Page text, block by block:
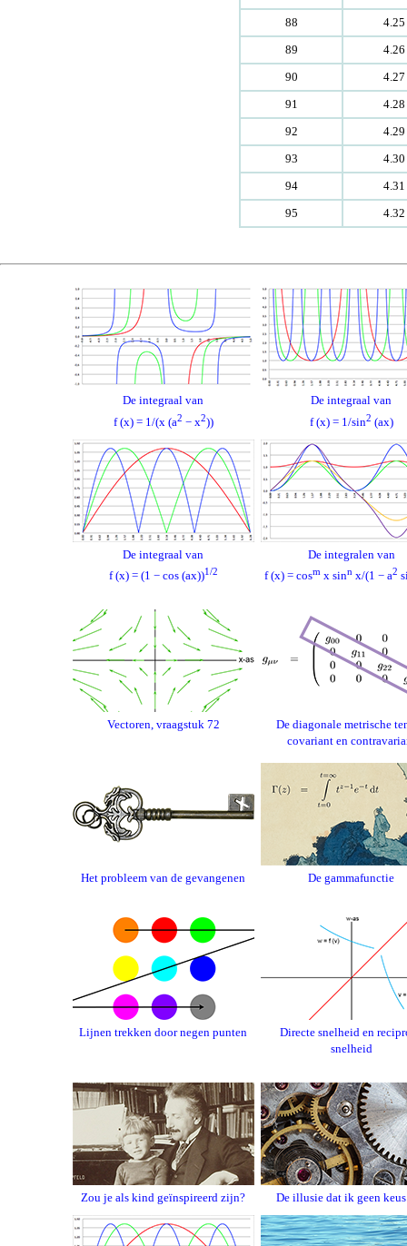
88
4.25
89
4.26
90
4.27
91
4.28
92
4.29
93
4.30
94
4.31
95
4.32
De integraal van
f (x) = 1/(x (a2 − x2))
De integraal van
f (x) = 1/sin2 (ax)
De integraal van
f (x) = (1 − cos (ax))1/2
De integralen van
f (x) = cosmx sinnx/(1 − a2
Vectoren, vraagstuk 72
De diagonale metrische
covariant en
Het probleem van de gevangenen De gammafunctie
Lijnen trekken door negen punten
Directe snelheid en
snelheid
Zou je als kind geïnspireerd zijn? De illusie dat ik geen